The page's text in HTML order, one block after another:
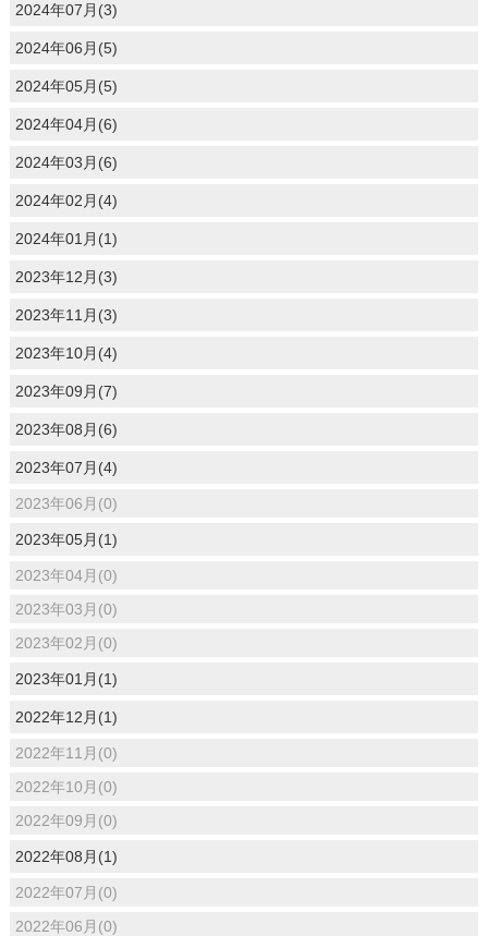
2024年07月(3)
2024年06月(5)
2024年05月(5)
2024年04月(6)
2024年03月(6)
2024年02月(4)
2024年01月(1)
2023年12月(3)
2023年11月(3)
2023年10月(4)
2023年09月(7)
2023年08月(6)
2023年07月(4)
2023年06月(0)
2023年05月(1)
2023年04月(0)
2023年03月(0)
2023年02月(0)
2023年01月(1)
2022年12月(1)
2022年11月(0)
2022年10月(0)
2022年09月(0)
2022年08月(1)
2022年07月(0)
2022年06月(0)